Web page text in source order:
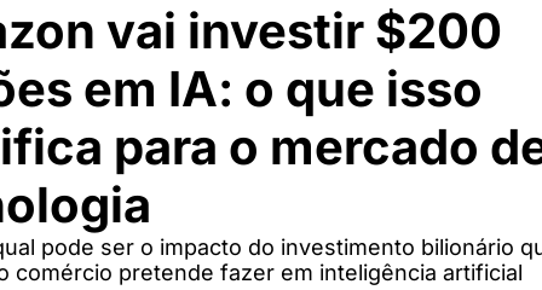
vai investir $200
em IA: o que isso
para o mercado
pode ser o impacto do investimento bilionário
comércio pretende fazer em inteligência artificial